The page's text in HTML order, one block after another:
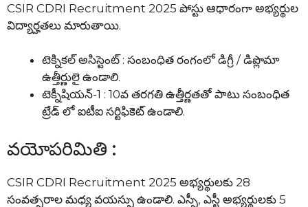
CSIR CDRI Recruitment 2025 పోస్టు ఆధారంగా అభ్యర్థుల
విద్యార్హతలు మారుతాయి.
టెక్నికల్ అసిస్టెంట్ : సంబంధిత రంగంలో డిగ్రీ / డిప్లొమా
ఉత్తీర్ణులై ఉండాలి.
టెక్నీషియన్-1 : 10వ తరగతి ఉత్తీర్ణతతో పాటు సంబంధిత
ట్రేడ్ లో ఐటీఐ సర్టిఫికెట్ ఉండాలి.
వయోపరిమితి :
CSIR CDRI Recruitment 2025 అభ్యర్థులకు 28
సంవత్సరాల మధ్య వయస్సు ఉండాలి. ఎస్సీ, ఎస్టీ అభ్యర్థులకు 5